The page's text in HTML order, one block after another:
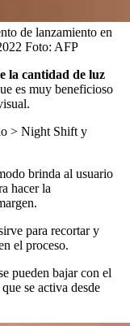
de lanzamiento en
Foto: AFP
la cantidad de luz
es muy beneficioso
> Night Shift y
brinda al usuario
hacer la
para recortar y
el proceso.
pueden bajar con el
se activa desde